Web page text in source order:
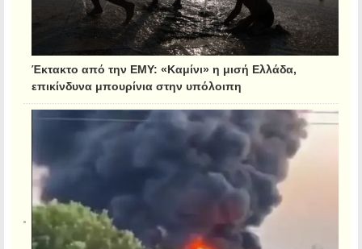
Έκτακτο από την ΕΜΥ: «Καμίνι» η μισή Ελλάδα,
επικίνδυνα μπουρίνια στην υπόλοιπη